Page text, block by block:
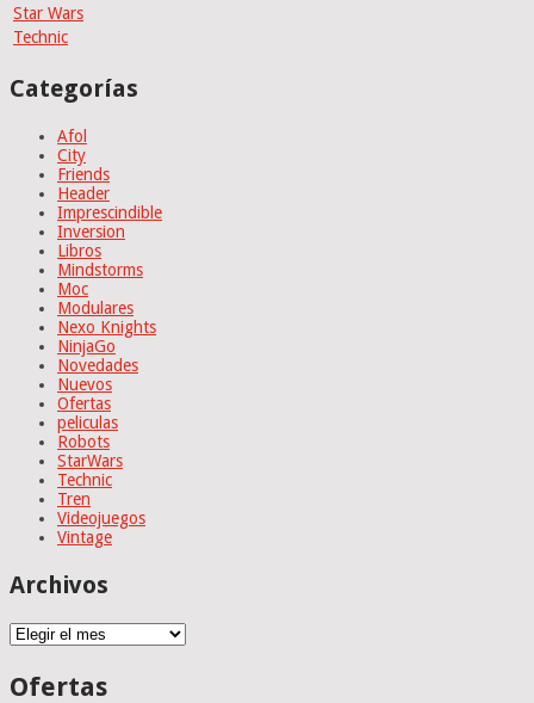
Star Wars
Technic
Categorías
Afol
City
Friends
Header
Imprescindible
Inversion
Libros
Mindstorms
Moc
Modulares
Nexo Knights
NinjaGo
Novedades
Nuevos
Ofertas
peliculas
Robots
StarWars
Technic
Tren
Videojuegos
Vintage
Archivos
Archivos
Ofertas